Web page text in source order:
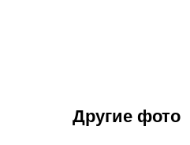
Другие фото